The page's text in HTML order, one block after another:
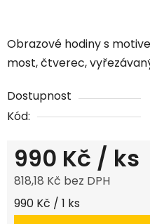
Obrazové hodiny s
most, čtverec,
Dostupnost
Kód:
990 Kč / ks
818,18 Kč bez DPH
Měrná cena:
990 Kč / 1 ks